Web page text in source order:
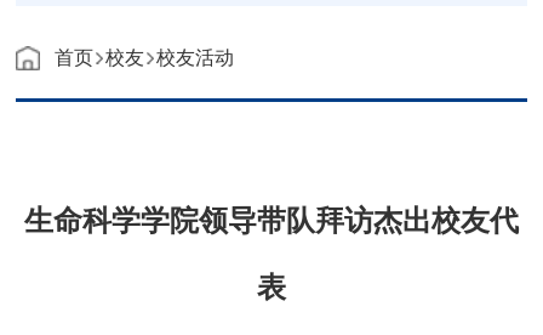
首页 校友 校友活动
生命科学学院领导带队拜访杰出校友代
表